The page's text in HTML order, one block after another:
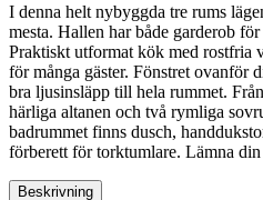
I denna helt nybyggda tre rums
mesta. Hallen har både garderob
Praktiskt utformat kök med rostfria
för många gäster. Fönstret ovanför
bra ljusinsläpp till hela rummet.
härliga altanen och två rymliga
badrummet finns dusch,
förberett för torktumlare. Lämna din
Beskrivning